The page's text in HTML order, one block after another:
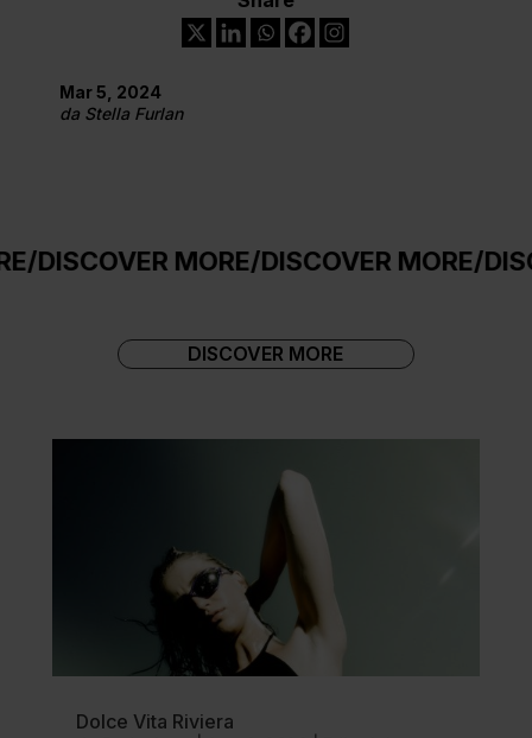
Mar 5, 2024
da Stella Furlan
MORE/ DISCOVER MORE/
DISCOVER MORE
Dolce Vita Riviera